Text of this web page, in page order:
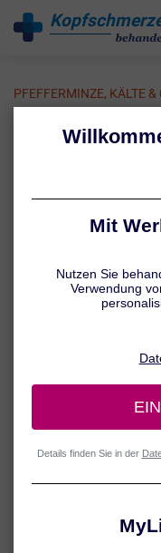
PFEFFERMINZE, KÄLTE &
Viele Betroffene sind auf
Behandlungsmethoden
aus Großmutters
Erfahren Sie hier mehr
Kopfschmerzen.
Hausmittel